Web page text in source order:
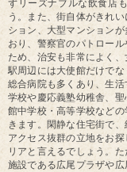
広尾駅の住みやすさ
広尾駅には「広尾商店街
す。スーパーやドラッグ
う。また、美味しい飲食店
居酒屋など、さまざまな
ずリーズナブルな飲食店
う。また、街自体がきれ
ション、大型マンション
おり、警察官のパトロー
ため、治安も非常によく
駅周辺には大使館だけで
総合病院も多くあり、生